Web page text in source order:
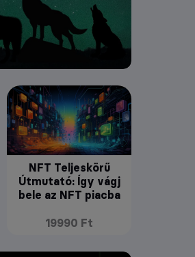
NFT Teljeskörű
Útmutató: Így vágj
bele az NFT piacba
19990 Ft